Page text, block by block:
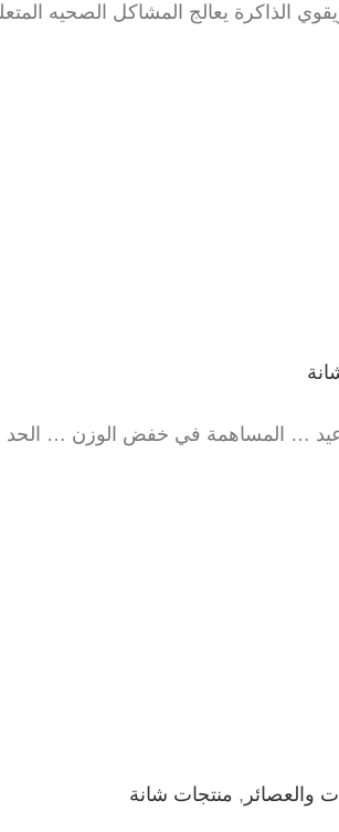
الذاكرة يعالج المشاكل الصحيه
… المساهمة في خفض الوزن …
والعصائر , منتجات شانة